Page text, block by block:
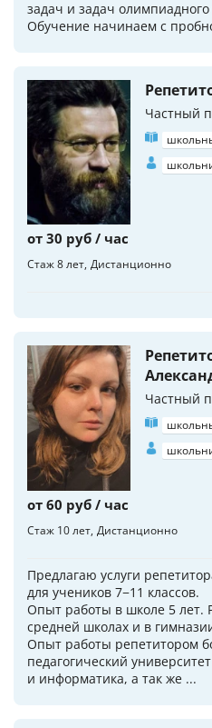
задач и задач
Обучение начинаем с
Частный
от 30 руб / час
Стаж 8 лет Дистанционно
Частный
от 60 руб / час
Стаж 10 лет Дистанционно
Предлагаю услуги
для учеников 7−11 классов.
Опыт работы в школе 5 лет.
средней школах и в
Опыт работы репетитором
педагогический
и информатика, а так же ...